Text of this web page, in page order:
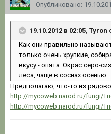
Опубликовано:
19.10.2012 в 02:05, Tyron
Как они правильно
только очень хрупкие,
вкусу - опята. Окрас серо-
леса, чаще в соснах осенью.
Предполагаю, что-то из
http://mycoweb.narod.ru/fungi/
http://mycoweb.narod.ru/fungi/